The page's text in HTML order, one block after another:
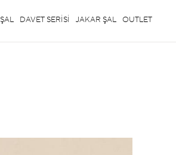
ŞAL DAVET SERİSİ JAKAR ŞAL OUTLET